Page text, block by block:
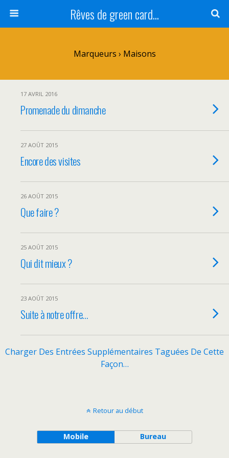
Rêves de green card...
Marqueurs › Maisons
17 AVRIL 2016
Promenade du dimanche
27 AOÛT 2015
Encore des visites
26 AOÛT 2015
Que faire ?
25 AOÛT 2015
Qui dit mieux ?
23 AOÛT 2015
Suite à notre offre…
Charger Des Entrées Supplémentaires Taguées De Cette
Façon…
Retour au début
Mobile Bureau